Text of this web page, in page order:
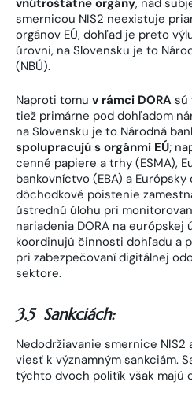
vnútroštátne orgány, nad
smernicou NIS2 neexistuje
orgánov EÚ, dohľad je preto
úrovni, na Slovensku je to
(NBÚ).
Naproti tomu v rámci DORA sú
tiež primárne pod dohľadom
na Slovensku je to Národná
spolupracujú s orgánmi EÚ;
cenné papiere a trhy (ESMA),
bankovníctvo (EBA) a
dôchodkové poistenie
ústrednú úlohu pri
nariadenia DORA na
koordinujú činnosti dohľadu a
pri zabezpečovaní digitálnej
sektore.
3.5 Sankciách:
Nedodržiavanie smernice NIS2
viesť k významným sankciám.
týchto dvoch politík však majú